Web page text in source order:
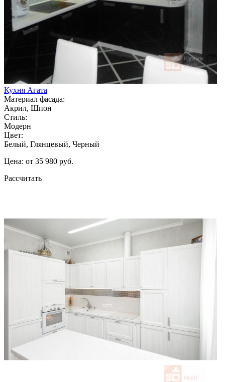
Кухня Агата
Материал фасада:
Акрил, Шпон
Стиль:
Модерн
Цвет:
Белый, Глянцевый, Черный
Цена: от 35 980 руб.
Рассчитать